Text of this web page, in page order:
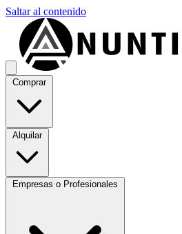
Saltar al contenido
Comprar
Alquilar
Empresas o Profesionales